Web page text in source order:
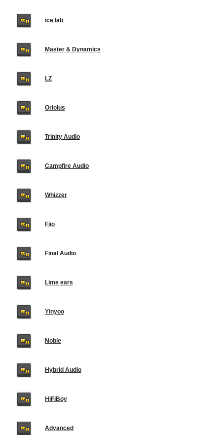
ice lab
Master & Dynamics
LZ
Oriolus
Trinity Audio
Campfire Audio
Whizzer
Fiio
Final Audio
Lime ears
Yinyoo
Noble
Hybrid Audio
HiFiBoy
Advanced